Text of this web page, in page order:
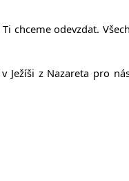
chceme odevzdat.
z Nazareta pro